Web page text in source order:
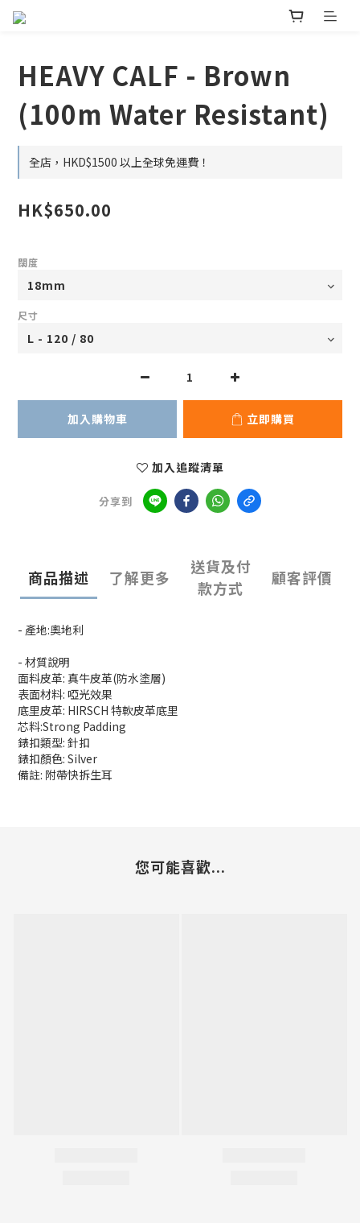
HEAVY CALF - Brown
(100m Water Resistant)
全店，HKD$1500 以上全球免運費！
HK$650.00
闊度
尺寸
加入購物車 立即購買
加入追蹤清單
分享到
商品描述 了解更多
送貨及付
款方式
顧客評價
- 產地:奧地利
- 材質說明
面料皮革: 真牛皮革(防水塗層)
表面材料: 啞光效果
底里皮革: HIRSCH 特軟皮革底里
芯料:Strong Padding
錶扣類型: 針扣
錶扣顏色: Silver
備註: 附帶快拆生耳
您可能喜歡...